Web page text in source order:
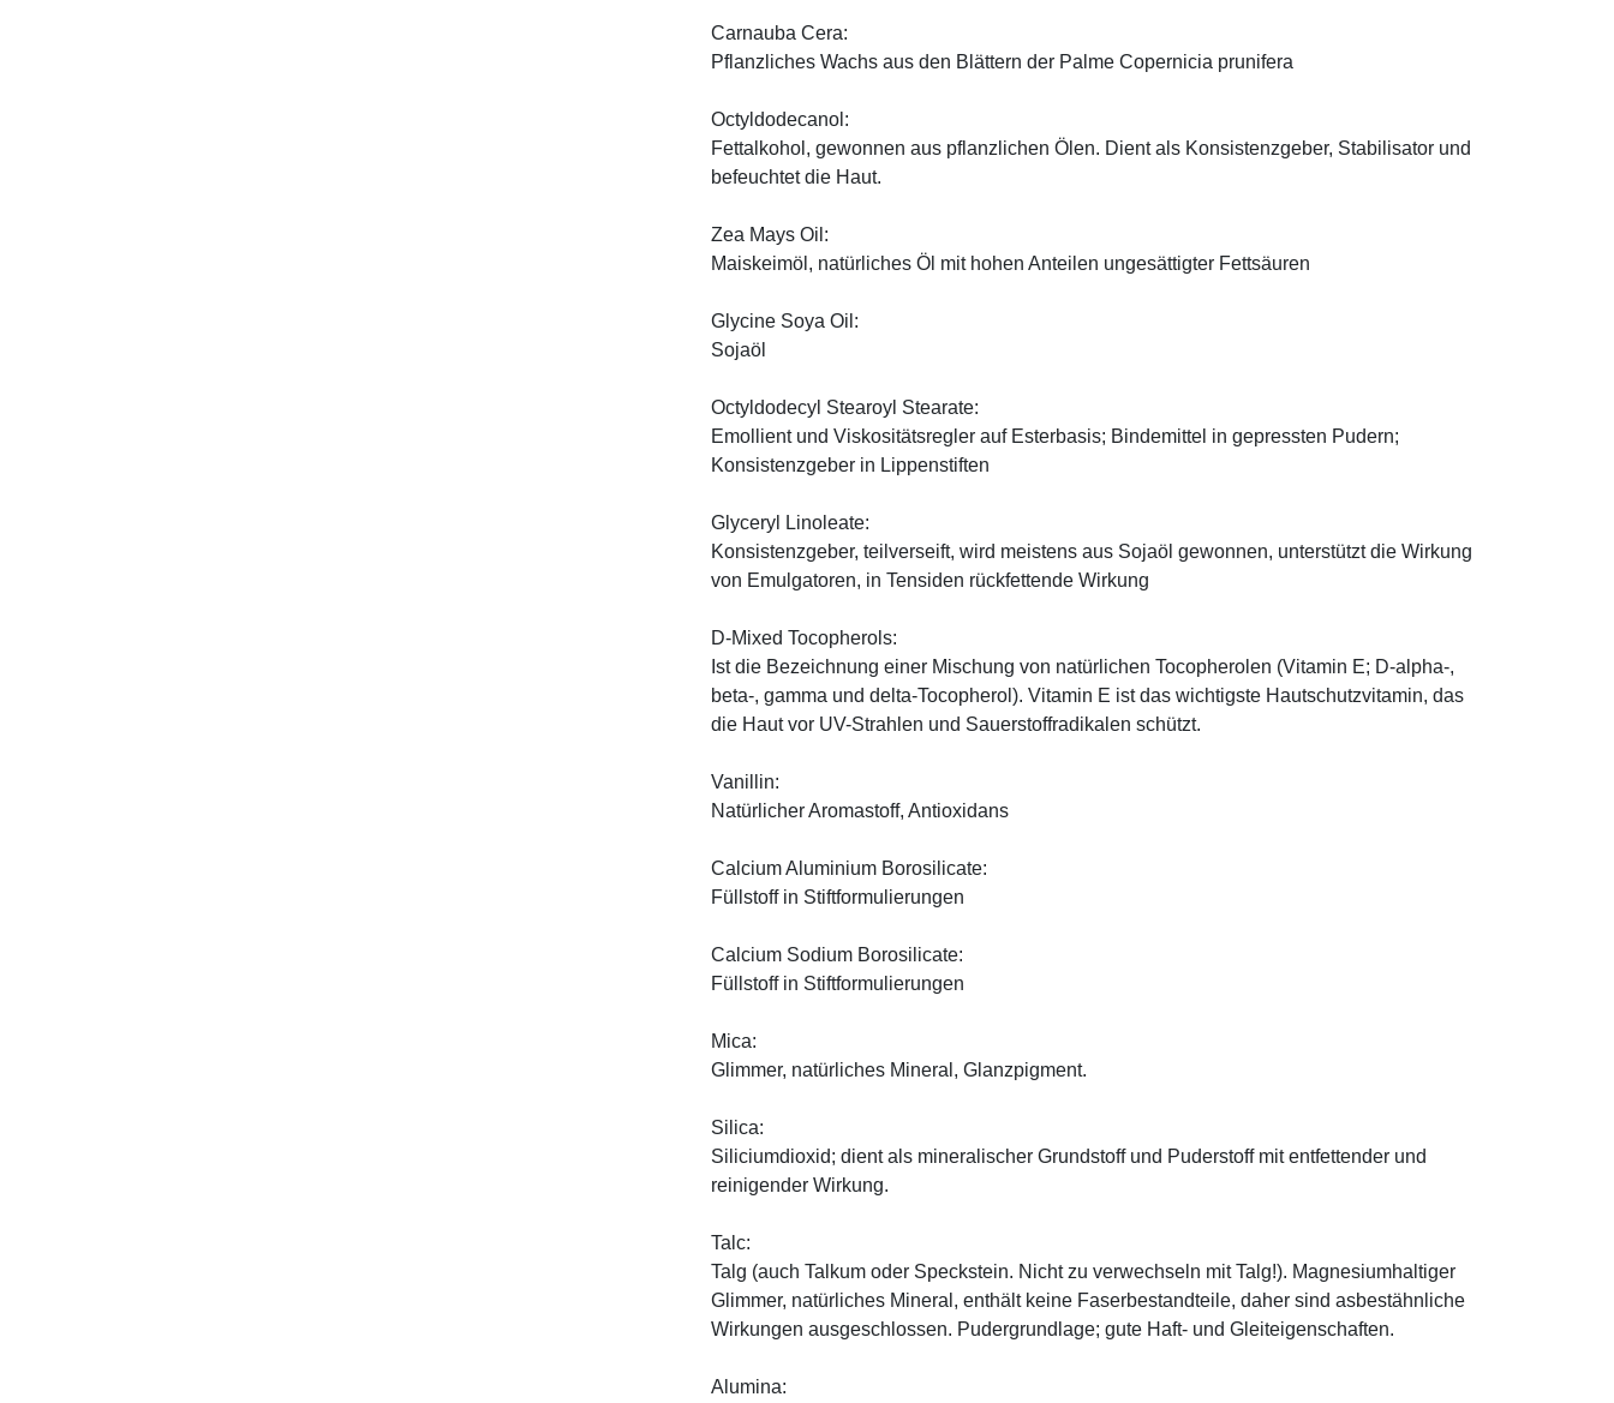
Carnauba Cera:
Pflanzliches Wachs aus den Blättern der Palme Copernicia prunifera
Octyldodecanol:
Fettalkohol, gewonnen aus pflanzlichen Ölen. Dient als Konsistenzgeber, Stabilisator und
befeuchtet die Haut.
Zea Mays Oil:
Maiskeimöl, natürliches Öl mit hohen Anteilen ungesättigter Fettsäuren
Glycine Soya Oil:
Sojaöl
Octyldodecyl Stearoyl Stearate:
Emollient und Viskositätsregler auf Esterbasis; Bindemittel in gepressten Pudern;
Konsistenzgeber in Lippenstiften
Glyceryl Linoleate:
Konsistenzgeber, teilverseift, wird meistens aus Sojaöl gewonnen, unterstützt die Wirkung
von Emulgatoren, in Tensiden rückfettende Wirkung
D-Mixed Tocopherols:
Ist die Bezeichnung einer Mischung von natürlichen Tocopherolen (Vitamin E; D-alpha-,
beta-, gamma und delta-Tocopherol). Vitamin E ist das wichtigste Hautschutzvitamin, das
die Haut vor UV-Strahlen und Sauerstoffradikalen schützt.
Vanillin:
Natürlicher Aromastoff, Antioxidans
Calcium Aluminium Borosilicate:
Füllstoff in Stiftformulierungen
Calcium Sodium Borosilicate:
Füllstoff in Stiftformulierungen
Mica:
Glimmer, natürliches Mineral, Glanzpigment.
Silica:
Siliciumdioxid; dient als mineralischer Grundstoff und Puderstoff mit entfettender und
reinigender Wirkung.
Talc:
Talg (auch Talkum oder Speckstein. Nicht zu verwechseln mit Talg!). Magnesiumhaltiger
Glimmer, natürliches Mineral, enthält keine Faserbestandteile, daher sind asbestähnliche
Wirkungen ausgeschlossen. Pudergrundlage; gute Haft- und Gleiteigenschaften.
Alumina: